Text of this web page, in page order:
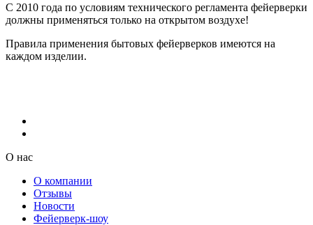
С 2010 года по условиям технического регламента фейерверки
должны применяться только на открытом воздухе!
Правила применения бытовых фейерверков имеются на
каждом изделии.
О нас
О компании
Отзывы
Новости
Фейерверк-шоу